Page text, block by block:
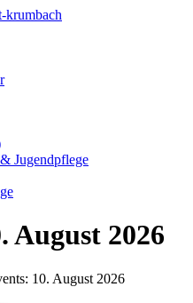
Jugendpflege
August 2026
10. August 2026